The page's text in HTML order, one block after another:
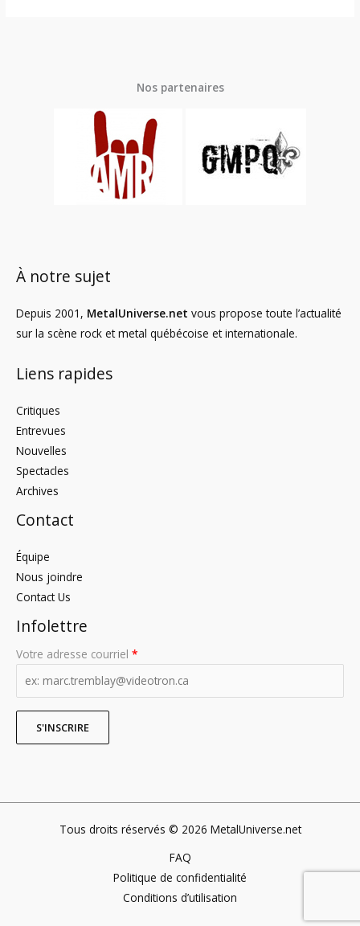
Nos partenaires
À notre sujet
Depuis 2001, MetalUniverse.net vous propose toute l’actualité
sur la scène rock et metal québécoise et internationale.
Liens rapides
Critiques
Entrevues
Nouvelles
Spectacles
Archives
Contact
Équipe
Nous joindre
Contact Us
Infolettre
Votre adresse courriel *
Tous droits réservés © 2026 MetalUniverse.net
FAQ
Politique de confidentialité
Conditions d’utilisation